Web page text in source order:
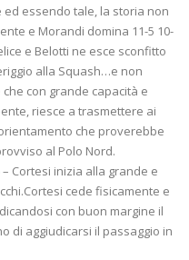
ed essendo tale, la storia non
e Morandi domina 11-5 10-
e Belotti ne esce sconfitto
alla Squash…e non
con grande capacità e
riesce a trasmettere ai
che proverebbe
al Polo Nord.
– Cortesi inizia alla grande e
cede fisicamente e
con buon margine il
di aggiudicarsi il passaggio in